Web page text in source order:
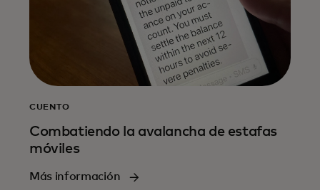
CUENTO
Combatiendo la avalancha de estafas
móviles
Más información